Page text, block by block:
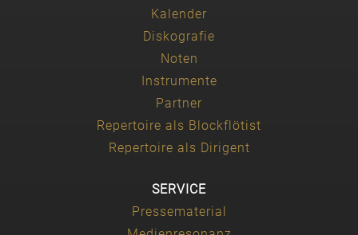
Kalender
Diskografie
Noten
Instrumente
Partner
Repertoire als Blockflötist
Repertoire als Dirigent
SERVICE
Pressematerial